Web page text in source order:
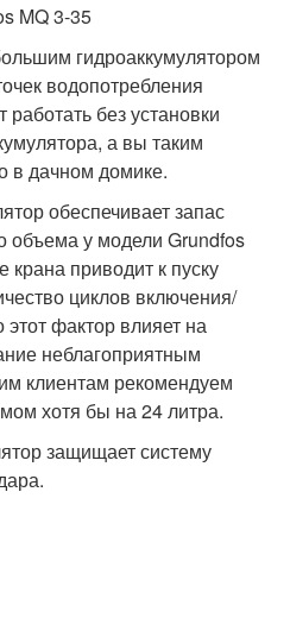
MQ 3-35
гидроаккумулятором
водопотребления
без установки
а вы таким
в дачном домике.
обеспечивает запас
объема у модели Grundfos
крана приводит к пуску
циклов включения/
фактор влияет на
неблагоприятным
клиентам рекомендуем
хотя бы на 24 литра.
защищает систему